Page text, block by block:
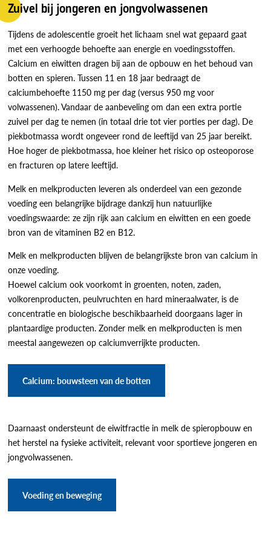
Zuivel bij jongeren en jongvolwassenen
Tijdens de adolescentie groeit het lichaam snel wat gepaard gaat
met een verhoogde behoefte aan energie en voedingsstoffen.
Calcium en eiwitten dragen bij aan de opbouw en het behoud van
botten en spieren. Tussen 11 en 18 jaar bedraagt de
calciumbehoefte 1150 mg per dag (versus 950 mg voor
volwassenen). Vandaar de aanbeveling om dan een extra portie
zuivel per dag te nemen (in totaal drie tot vier porties per dag). De
piekbotmassa wordt ongeveer rond de leeftijd van 25 jaar bereikt.
Hoe hoger de piekbotmassa, hoe kleiner het risico op osteoporose
en fracturen op latere leeftijd.
Melk en melkproducten leveren als onderdeel van een gezonde
voeding een belangrijke bijdrage dankzij hun natuurlijke
voedingswaarde: ze zijn rijk aan calcium en eiwitten en een goede
bron van de vitaminen B2 en B12.
Melk en melkproducten blijven de belangrijkste bron van calcium in
onze voeding.
Hoewel calcium ook voorkomt in groenten, noten, zaden,
volkorenproducten, peulvruchten en hard mineraalwater, is de
concentratie en biologische beschikbaarheid doorgaans lager in
plantaardige producten. Zonder melk en melkproducten is men
meestal aangewezen op calciumverrijkte producten.
Calcium: bouwsteen van de botten
Daarnaast ondersteunt de eiwitfractie in melk de spieropbouw en
het herstel na fysieke activiteit, relevant voor sportieve jongeren en
jongvolwassenen.
Voeding en beweging